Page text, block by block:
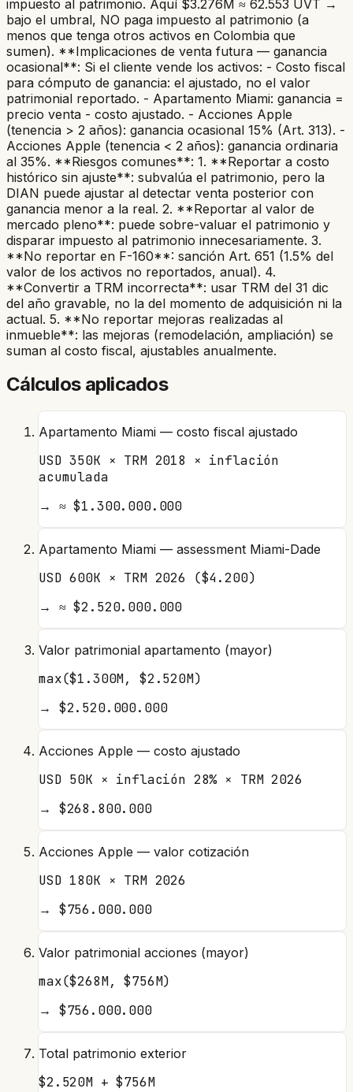
impuesto al patrimonio. Aquí $3.276M ≈ 62.553 UVT →
bajo el umbral, NO paga impuesto al patrimonio (a
menos que tenga otros activos en Colombia que
sumen). **Implicaciones de venta futura — ganancia
ocasional**: Si el cliente vende los activos: - Costo fiscal
para cómputo de ganancia: el ajustado, no el valor
patrimonial reportado. - Apartamento Miami: ganancia =
precio venta - costo ajustado. - Acciones Apple
(tenencia > 2 años): ganancia ocasional 15% (Art. 313). -
Acciones Apple (tenencia < 2 años): ganancia ordinaria
al 35%. **Riesgos comunes**: 1. **Reportar a costo
histórico sin ajuste**: subvalúa el patrimonio, pero la
DIAN puede ajustar al detectar venta posterior con
ganancia menor a la real. 2. **Reportar al valor de
mercado pleno**: puede sobre-valuar el patrimonio y
disparar impuesto al patrimonio innecesariamente. 3.
**No reportar en F-160**: sanción Art. 651 (1.5% del
valor de los activos no reportados, anual). 4.
**Convertir a TRM incorrecta**: usar TRM del 31 dic
del año gravable, no la del momento de adquisición ni la
actual. 5. **No reportar mejoras realizadas al
inmueble**: las mejoras (remodelación, ampliación) se
suman al costo fiscal, ajustables anualmente.
Cálculos aplicados
Apartamento Miami — costo fiscal ajustado
USD 350K × TRM 2018 × inflación
acumulada
→ ≈ $1.300.000.000
Apartamento Miami — assessment Miami-Dade
USD 600K × TRM 2026 ($4.200)
→ ≈ $2.520.000.000
Valor patrimonial apartamento (mayor)
max($1.300M, $2.520M)
→ $2.520.000.000
Acciones Apple — costo ajustado
USD 50K × inflación 28% × TRM 2026
→ $268.800.000
Acciones Apple — valor cotización
USD 180K × TRM 2026
→ $756.000.000
Valor patrimonial acciones (mayor)
max($268M, $756M)
→ $756.000.000
Total patrimonio exterior
$2.520M + $756M